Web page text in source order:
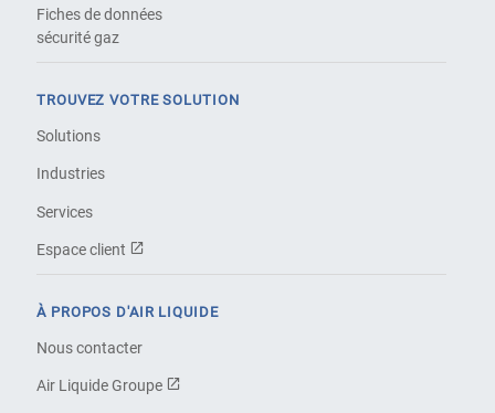
Fiches de données
sécurité gaz
TROUVEZ VOTRE SOLUTION
Solutions
Industries
Services
Espace client
À PROPOS D'AIR LIQUIDE
Nous contacter
Air Liquide Groupe